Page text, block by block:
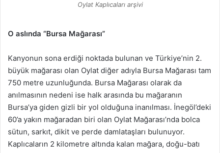
Oylat Kaplıcaları arşivi
O aslında “Bursa Mağarası”
Kanyonun sona erdiği noktada bulunan ve Türkiye’nin 2.
büyük mağarası olan Oylat diğer adıyla Bursa Mağarası tam
750 metre uzunluğunda. Bursa Mağarası olarak da
anılmasının nedeni ise halk arasında bu mağaranın
Bursa’ya giden gizli bir yol olduğuna inanılması. İnegöl’deki
60’a yakın mağaradan biri olan Oylat Mağarası’nda bolca
sütun, sarkıt, dikit ve perde damlataşları bulunuyor.
Kaplıcaların 2 kilometre altında kalan mağara, doğu-batı